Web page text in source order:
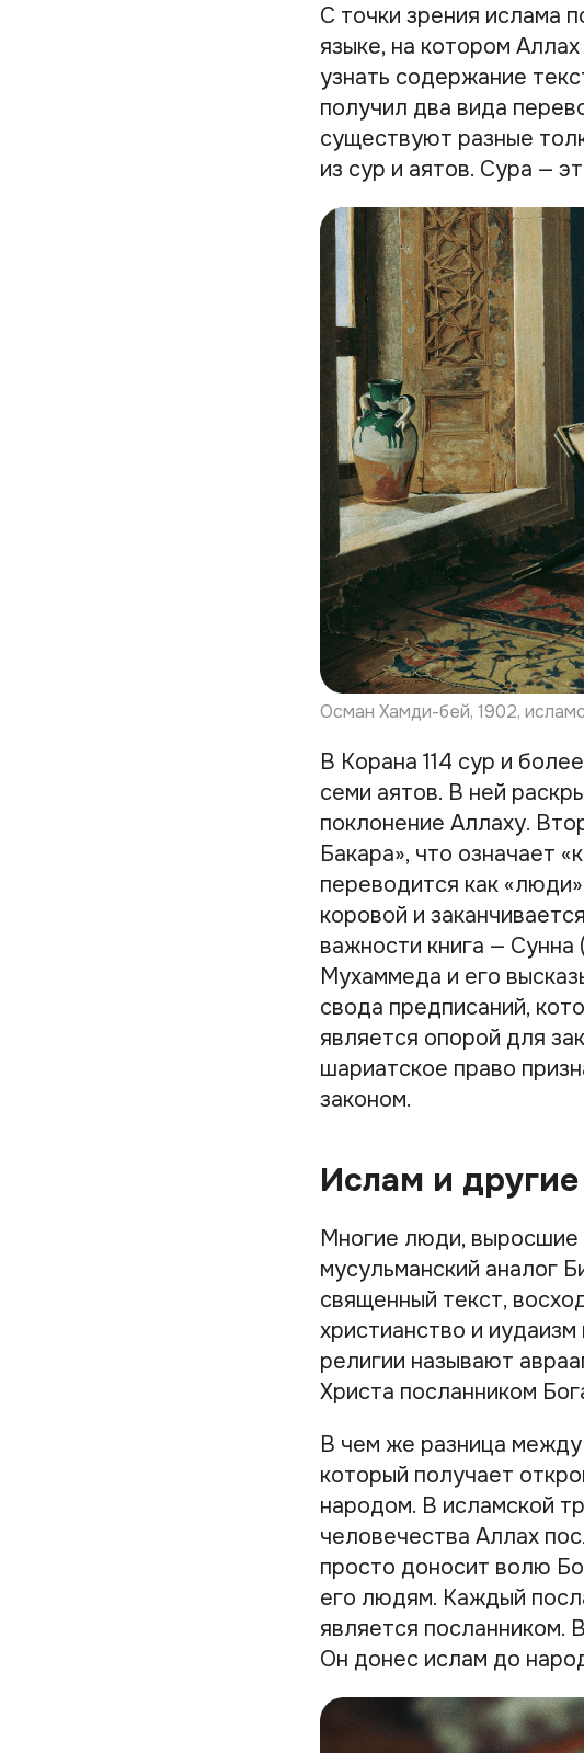
С точки зрения ислама
языке, на котором
узнать содержание
получил два вида
существуют разные
из сур и аятов. Сура —
Осман Хамди-бей, 1902,
В Корана 114 сур и
семи аятов. В ней
поклонение Аллаху.
Бакара», что означает
переводится как
коровой и
важности книга —
Мухаммеда и его
свода предписаний,
является опорой для
шариатское право
законом.
Ислам и
Многие люди, выросшие
мусульманский аналог
священный текст,
христианство и
религии называют
Христа посланником
В чем же разница
который получает
народом. В исламской
человечества Аллах
просто доносит волю
его людям. Каждый
является
Он донес ислам до